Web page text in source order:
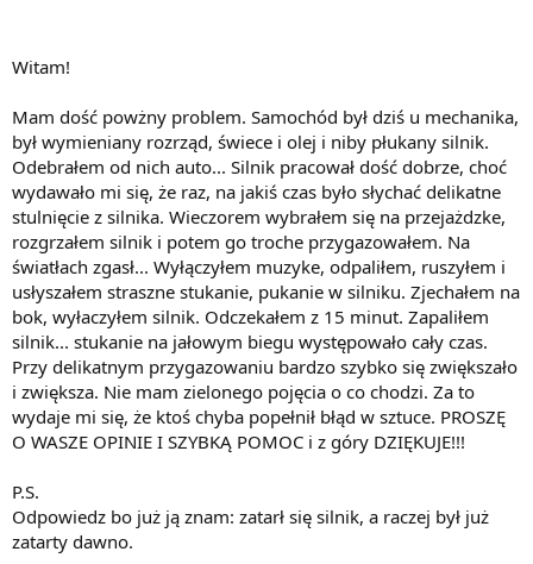
Witam!
Mam dość powżny problem. Samochód był dziś u mechanika,
był wymieniany rozrząd, świece i olej i niby płukany silnik.
Odebrałem od nich auto... Silnik pracował dość dobrze, choć
wydawało mi się, że raz, na jakiś czas było słychać delikatne
stulnięcie z silnika. Wieczorem wybrałem się na przejażdzke,
rozgrzałem silnik i potem go troche przygazowałem. Na
światłach zgasł... Wyłączyłem muzyke, odpaliłem, ruszyłem i
usłyszałem straszne stukanie, pukanie w silniku. Zjechałem na
bok, wyłaczyłem silnik. Odczekałem z 15 minut. Zapaliłem
silnik... stukanie na jałowym biegu występowało cały czas.
Przy delikatnym przygazowaniu bardzo szybko się zwiększało
i zwiększa. Nie mam zielonego pojęcia o co chodzi. Za to
wydaje mi się, że ktoś chyba popełnił błąd w sztuce. PROSZĘ
O WASZE OPINIE I SZYBKĄ POMOC i z góry DZIĘKUJE!!!
P.S.
Odpowiedz bo już ją znam: zatarł się silnik, a raczej był już
zatarty dawno.